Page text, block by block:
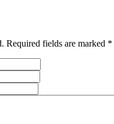
Required fields are marked *